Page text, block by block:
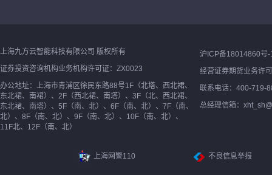
上海九方云智能科技有限公司 版权所有
证券投资咨询机构业务机构许可证：ZX0023
办公地址：上海市青浦区徐民东路88号1F（北塔、西北裙、
东北裙、南裙）、2F（西北裙、南塔）、3F（北、西北裙、
东北裙、南塔）、5F（南、北）、6F（南、北）、7F（南、
北）、8F（南、北）、9F（南、北）、10F（南、北）、
11F北、12F（南、北）
沪ICP备18014860号-
经营证券期货业务许
联系电话：400-719-
总经理信箱：
上海网警110 不良信息举报